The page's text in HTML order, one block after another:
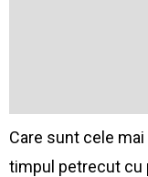
Care sunt cele mai
timpul petrecut cu